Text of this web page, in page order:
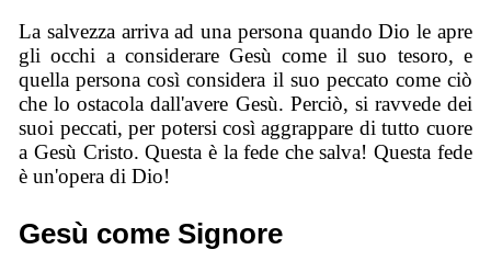
La salvezza arriva ad una persona quando Dio le apre
gli occhi a considerare Gesù come il suo tesoro, e
quella persona così considera il suo peccato come ciò
che lo ostacola dall'avere Gesù. Perciò, si ravvede dei
suoi peccati, per potersi così aggrappare di tutto cuore
a Gesù Cristo. Questa è la fede che salva! Questa fede
è un'opera di Dio!
Gesù come Signore